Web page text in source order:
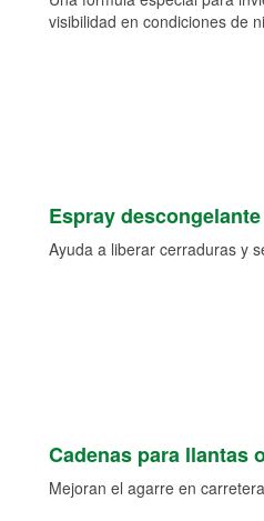
visibilidad en condiciones de
Espray descongelante
Ayuda a liberar cerraduras y
Cadenas para llantas
Mejoran el agarre en